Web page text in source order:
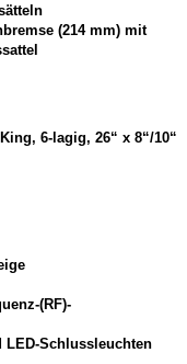
(214 mm) mit
6-lagig, 26“ x 8“/10“
(RF)-
LED-Schlussleuchten